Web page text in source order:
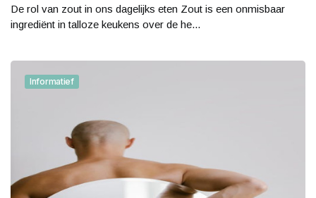
De rol van zout in ons dagelijks eten Zout is een onmisbaar
ingrediënt in talloze keukens over de he...
Informatief